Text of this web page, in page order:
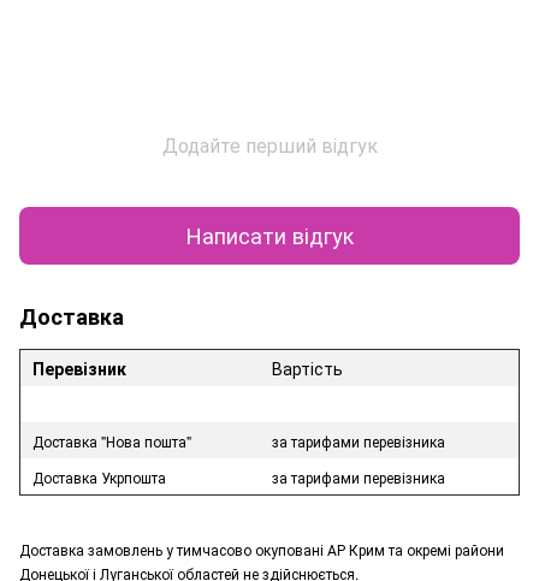
Додайте перший відгук
Написати відгук
Доставка
Перевізник Вартість
Доставка "Нова пошта"
за тарифами перевізника
Доставка Укрпошта
за тарифами перевізника
Доставка замовлень у тимчасово окуповані АР Крим та окремі райони
Донецької і Луганської областей не здійснюється.